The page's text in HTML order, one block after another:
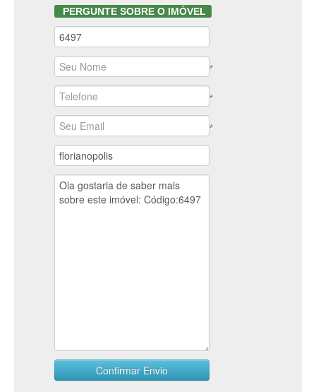
PERGUNTE SOBRE O IMÓVEL
*
*
*